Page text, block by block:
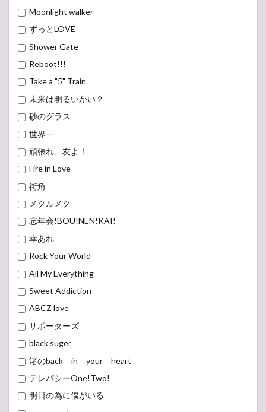
Moonlight walker
ずっとLOVE
Shower Gate
Reboot!!!
Take a "5" Train
未来は明るいかい？
砂のグラス
世界一
頑張れ、友よ！
Fire in Love
街角
メクルメク
忘年会!BOU!NEN!KAI!
幸あれ
Rock Your World
All My Everything
Sweet Addiction
ABCZ love
サポーターズ
black suger
渚のback in your heart
テレパシーOne!Two!
明日の為に僕がいる